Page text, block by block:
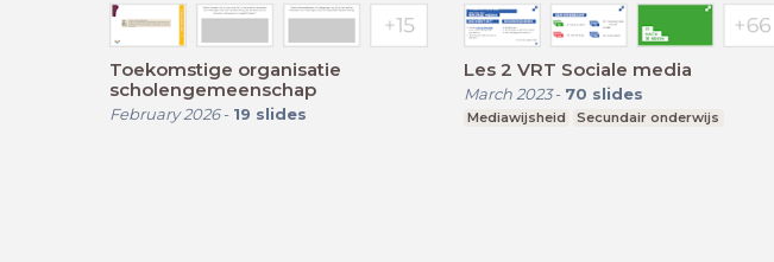
Toekomstige organisatie
scholengemeenschap
February 2026- 19 slides
Les 2 VRT Sociale media
March 2023- 70 slides
Mediawijsheid Secundair onderwijs